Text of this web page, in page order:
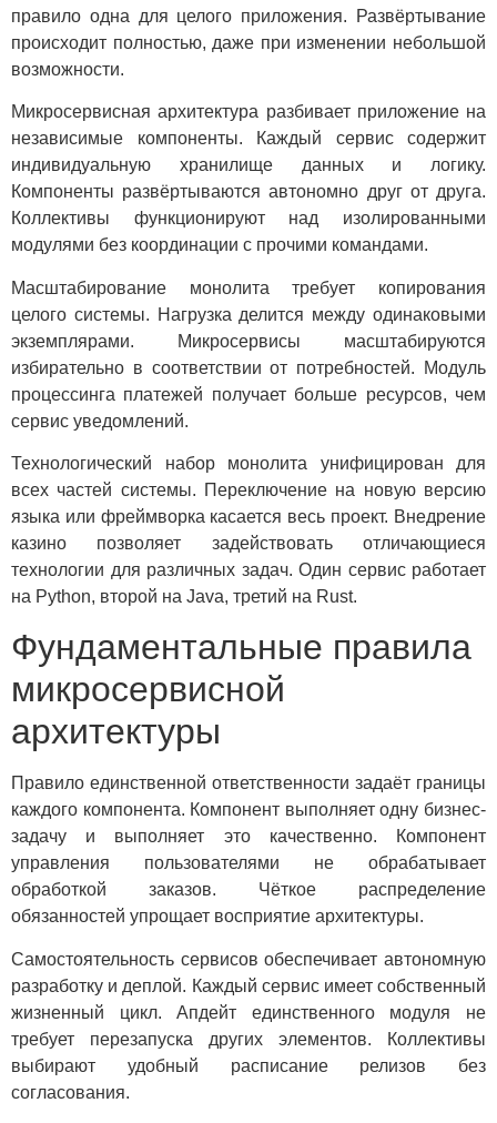
правило одна для целого приложения. Развёртывание
происходит полностью, даже при изменении небольшой
возможности.
Микросервисная архитектура разбивает приложение на
независимые компоненты. Каждый сервис содержит
индивидуальную хранилище данных и логику.
Компоненты развёртываются автономно друг от друга.
Коллективы функционируют над изолированными
модулями без координации с прочими командами.
Масштабирование монолита требует копирования
целого системы. Нагрузка делится между одинаковыми
экземплярами. Микросервисы масштабируются
избирательно в соответствии от потребностей. Модуль
процессинга платежей получает больше ресурсов, чем
сервис уведомлений.
Технологический набор монолита унифицирован для
всех частей системы. Переключение на новую версию
языка или фреймворка касается весь проект. Внедрение
казино позволяет задействовать отличающиеся
технологии для различных задач. Один сервис работает
на Python, второй на Java, третий на Rust.
Фундаментальные правила
микросервисной
архитектуры
Правило единственной ответственности задаёт границы
каждого компонента. Компонент выполняет одну бизнес-
задачу и выполняет это качественно. Компонент
управления пользователями не обрабатывает
обработкой заказов. Чёткое распределение
обязанностей упрощает восприятие архитектуры.
Самостоятельность сервисов обеспечивает автономную
разработку и деплой. Каждый сервис имеет собственный
жизненный цикл. Апдейт единственного модуля не
требует перезапуска других элементов. Коллективы
выбирают удобный расписание релизов без
согласования.